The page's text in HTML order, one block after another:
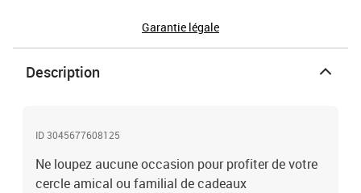
Garantie légale
Description
ID 3045677608125
Ne loupez aucune occasion pour profiter de votre
cercle amical ou familial de cadeaux